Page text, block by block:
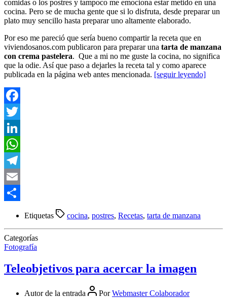
comidas o los postres y tampoco me emociona estar metido en una
cocina. Pero se de mucha gente que si lo disfruta, desde preparar un
plato muy sencillo hasta preparar uno altamente elaborado.
Por eso me pareció que sería bueno compartir la receta que en
viviendosanos.com publicaron para preparar una tarta de manzana
con crema pastelera. Que a mi no me guste la cocina, no significa
que la odie. Así que paso a dejarles la receta tal y como aparece
publicada en la página web antes mencionada. [seguir leyendo]
Facebook
Twitter
LinkedIn
WhatsApp
Telegram
Email
Etiquetas cocina, postres, Recetas, tarta de manzana
Categorías
Fotografía
Teleobjetivos para acercar la imagen
Autor de la entrada PorWebmaster Colaborador